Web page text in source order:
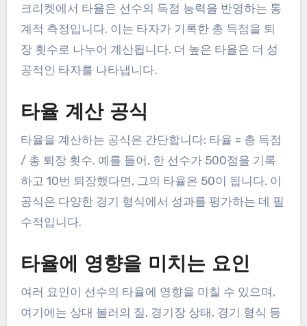
크리켓에서 타율은 선수의 득점 능력을 반영하는 통
계적 측정입니다. 이는 타자가 기록한 총 득점을 퇴
장 횟수로 나누어 계산됩니다. 더 높은 타율은 더 성
공적인 타자를 나타냅니다.
타율 계산 공식
타율을 계산하는 공식은 간단합니다: 타율 = 총 득점
/ 총 퇴장 횟수. 예를 들어, 한 선수가 500점을 기록
하고 10번 퇴장했다면, 그의 타율은 50이 됩니다. 이
공식은 다양한 경기 형식에서 성과를 평가하는 데 필
수적입니다.
타율에 영향을 미치는 요인
여러 요인이 선수의 타율에 영향을 미칠 수 있으며,
여기에는 상대 볼러의 질, 경기장 상태, 경기 형식 등